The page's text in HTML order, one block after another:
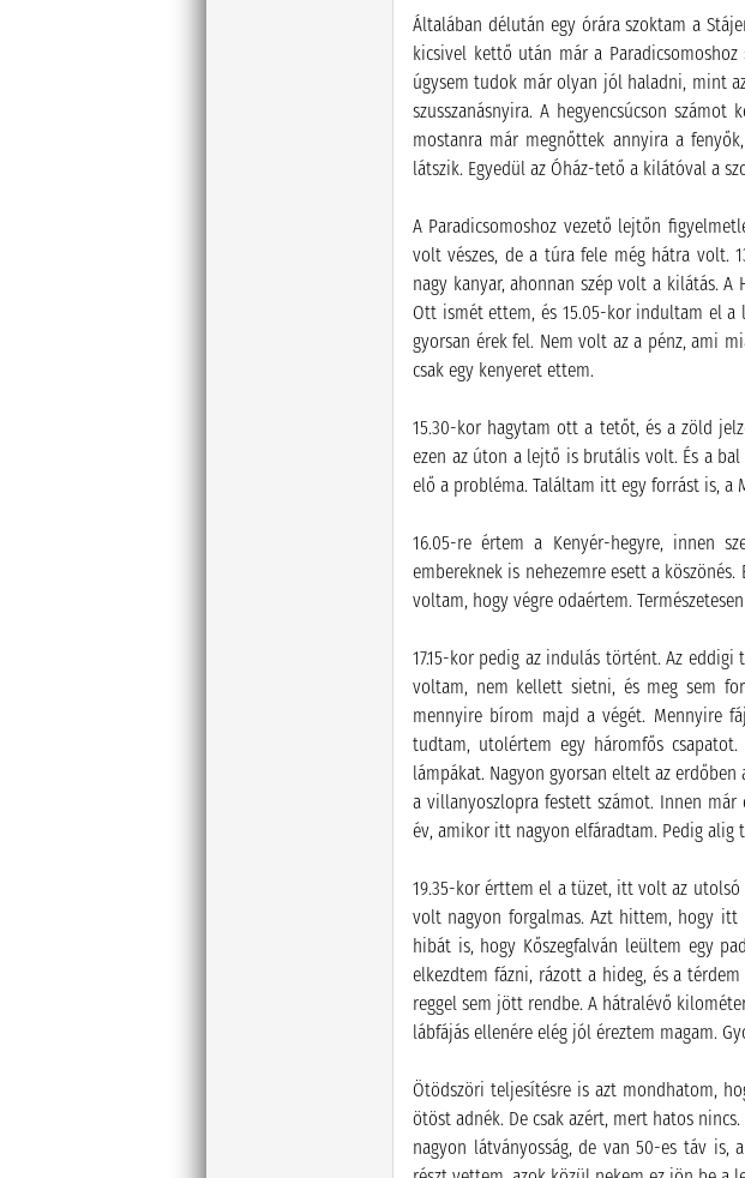
Általában délután egy órára szoktam a
kicsivel kettő után már a
úgysem tudok már olyan jól haladni, mint
szusszanásnyira. A hegyencsúcson
mostanra már megnőttek annyira a
látszik. Egyedül az Óház-tető a kilátóval a
A Paradicsomoshoz vezető lejtőn
volt vészes, de a túra fele még hátra volt.
nagy kanyar, ahonnan szép volt a kilátás.
Ott ismét ettem, és 15.05-kor indultam el a
gyorsan érek fel. Nem volt az a pénz, ami
csak egy kenyeret ettem.
15.30-kor hagytam ott a tetőt, és a zöld
ezen az úton a lejtő is brutális volt. És a
elő a probléma. Találtam itt egy forrást is, a
16.05-re értem a Kenyér-hegyre, innen
embereknek is nehezemre esett a
voltam, hogy végre odaértem.
17.15-kor pedig az indulás történt. Az
voltam, nem kellett sietni, és meg sem
mennyire bírom majd a végét. Mennyire
tudtam, utolértem egy háromfős
lámpákat. Nagyon gyorsan eltelt az
a villanyoszlopra festett számot. Innen
év, amikor itt nagyon elfáradtam. Pedig alig
19.35-kor érttem el a tüzet, itt volt az
volt nagyon forgalmas. Azt hittem, hogy itt
hibát is, hogy Kőszegfalván leültem egy
elkezdtem fázni, rázott a hideg, és a
reggel sem jött rendbe. A hátralévő
lábfájás ellenére elég jól éreztem magam.
Ötödszöri teljesítésre is azt mondhatom,
ötöst adnék. De csak azért, mert hatos
nagyon látványosság, de van 50-es táv is,